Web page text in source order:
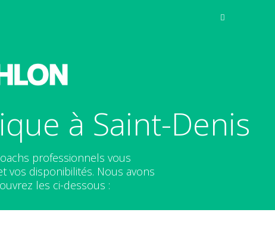
à Saint-Denis
professionnels vous
vos disponibilités. Nous avons
les ci-dessous :